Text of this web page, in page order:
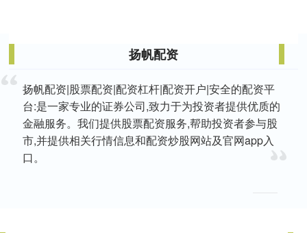
扬帆配资
扬帆配资|股票配资|配资杠杆|配资开户|安全的配资平
台:是一家专业的证券公司,致力于为投资者提供优质的
金融服务。我们提供股票配资服务,帮助投资者参与股
市,并提供相关行情信息和配资炒股网站及官网app入
口。